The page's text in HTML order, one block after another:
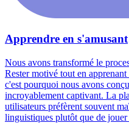
Apprendre en s'amusant
Nous avons transformé le
Rester motivé tout en
c'est pourquoi nous avons
incroyablement captivant. La
utilisateurs préfèrent souvent
linguistiques plutôt que de